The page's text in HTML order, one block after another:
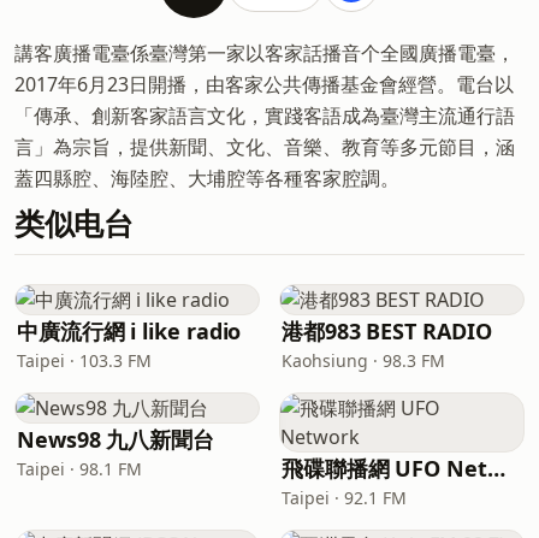
講客廣播電臺係臺灣第一家以客家話播音个全國廣播電臺，
2017年6月23日開播，由客家公共傳播基金會經營。電台以
「傳承、創新客家語言文化，實踐客語成為臺灣主流通行語
言」為宗旨，提供新聞、文化、音樂、教育等多元節目，涵
蓋四縣腔、海陸腔、大埔腔等各種客家腔調。
类似电台
中廣流行網 i like radio
Taipei · 103.3 FM
港都983 BEST RADIO
Kaohsiung · 98.3 FM
News98 九八新聞台
Taipei · 98.1 FM 飛碟聯播網 UFO Network
Taipei · 92.1 FM